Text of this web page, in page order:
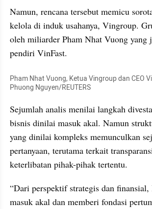
Namun, rencana tersebut memicu
kelola di induk usahanya, Vingroup.
oleh miliarder Pham Nhat Vuong yang
pendiri VinFast.
Pham Nhat Vuong, Ketua Vingroup dan CEO
Phuong Nguyen/REUTERS
Sejumlah analis menilai langkah
bisnis dinilai masuk akal. Namun
yang dinilai kompleks memunculkan
pertanyaan, terutama terkait
keterlibatan pihak-pihak tertentu.
“Dari perspektif strategis dan
masuk akal dan memberi fondasi